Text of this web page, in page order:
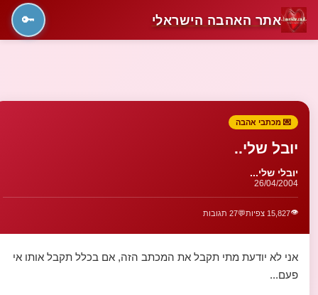
אתר האהבה הישראלי 🔑
💌 מכתבי אהבה
יובל שלי..
יובלי שלי...
26/04/2004
👁️15,827 צפיות 💬27 תגובות
אני לא יודעת מתי תקבל את המכתב הזה, אם בכלל תקבל אותו אי
פעם...